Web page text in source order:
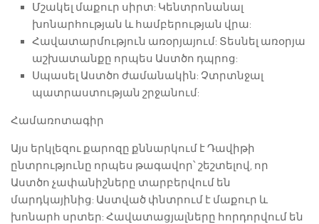
Մշակել մաքուր սիրտ: Կենտրոնանալ
խոնարհության և համբերության վրա:
Հավատարմություն առօրյայում: Տեսնել առօրյա
աշխատանքը որպես Աստծո դպրոց:
Սպասել Աստծո ժամանակին: Չտրտնջալ
պատրաստության շրջանում:
Համառոտագիր
Այս երկլեզու քարոզը քննարկում է Դավիթի
ընտրությունը որպես թագավոր՝ շեշտելով, որ
Աստծո չափանիշները տարբերվում են
մարդկայինից: Աստված փնտրում է մաքուր և
խոնարհ սրտեր: Հավատացյալները հորդորվում են